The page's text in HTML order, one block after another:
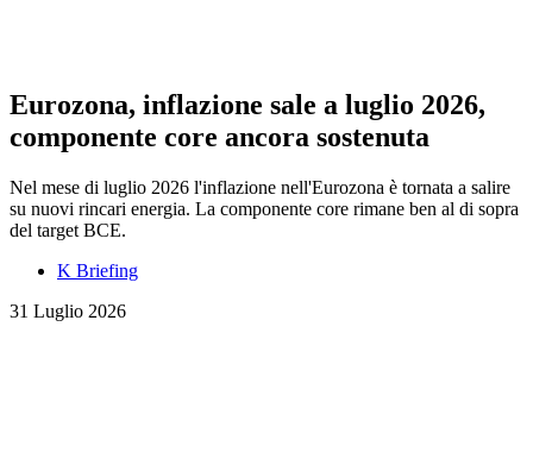
Eurozona, inflazione sale a luglio 2026,
componente core ancora sostenuta
Nel mese di luglio 2026 l'inflazione nell'Eurozona è tornata a salire
su nuovi rincari energia. La componente core rimane ben al di sopra
del target BCE.
K Briefing
31 Luglio 2026